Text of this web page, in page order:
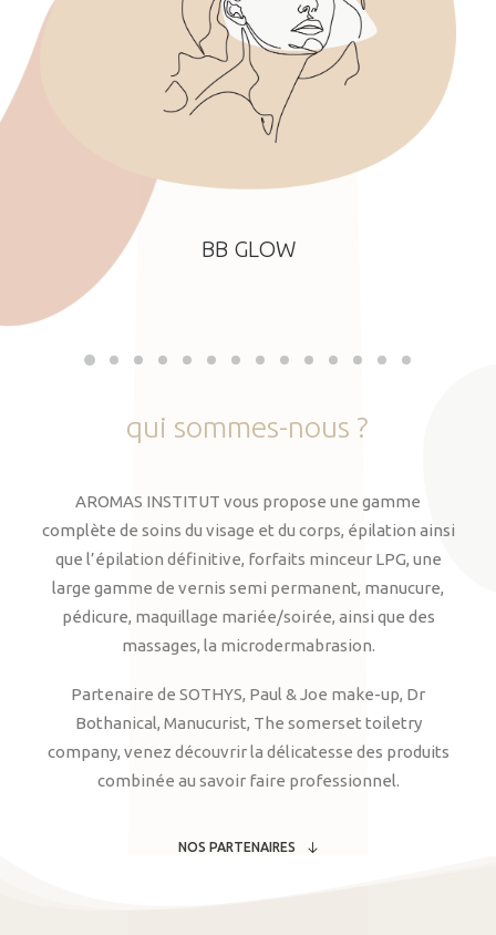
BB GLOW
qui sommes-nous ?
AROMAS INSTITUT vous propose une gamme
complète de soins du visage et du corps, épilation ainsi
que l’épilation définitive, forfaits minceur LPG, une
large gamme de vernis semi permanent, manucure,
pédicure, maquillage mariée/soirée, ainsi que des
massages, la microdermabrasion.
Partenaire de SOTHYS, Paul & Joe make-up, Dr
Bothanical, Manucurist, The somerset toiletry
company, venez découvrir la délicatesse des produits
combinée au savoir faire professionnel.
NOS PARTENAIRES